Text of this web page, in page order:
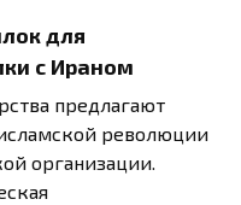
для
с Ираном
предлагают
революции
организации.